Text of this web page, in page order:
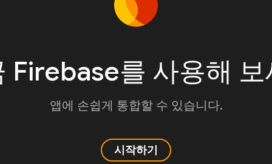
Firebase를 사용해
앱에 손쉽게 통합할 수 있습니다.
시작하기